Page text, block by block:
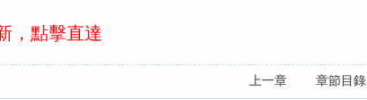
，點擊直達
上一章 章節目錄